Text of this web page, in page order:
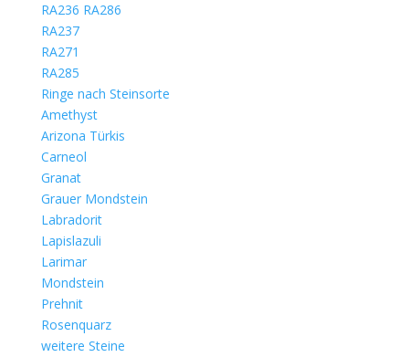
RA236 RA286
RA237
RA271
RA285
Ringe nach Steinsorte
Amethyst
Arizona Türkis
Carneol
Granat
Grauer Mondstein
Labradorit
Lapislazuli
Larimar
Mondstein
Prehnit
Rosenquarz
weitere Steine